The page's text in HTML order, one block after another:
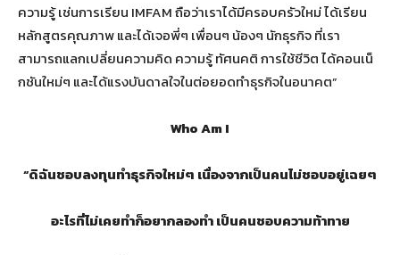
ความรู้ เช่นการเรียน IMFAM ถือว่าเราได้มีครอบครัวใหม่ ได้เรียน
หลักสูตรคุณภาพ และได้เจอพี่ๆ เพื่อนๆ น้องๆ นักธุรกิจ ที่เรา
สามารถแลกเปลี่ยนความคิด ความรู้ ทัศนคติ การใช้ชีวิต ได้คอนเน็
กชันใหม่ๆ และได้แรงบันดาลใจในต่อยอดทำธุรกิจในอนาคต”
Who Am I
“ดิฉันชอบลงทุนทำธุรกิจใหม่ๆ เนื่องจากเป็นคนไม่ชอบอยู่เฉยๆ
อะไรที่ไม่เคยทำก็อยากลองทำ เป็นคนชอบความท้าทาย